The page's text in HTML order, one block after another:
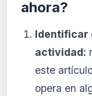
ahora?
Identificar
actividad:
este
opera en